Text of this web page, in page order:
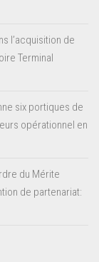
l’acquisition de
Terminal
six portiques de
opérationnel en
du Mérite
de partenariat: